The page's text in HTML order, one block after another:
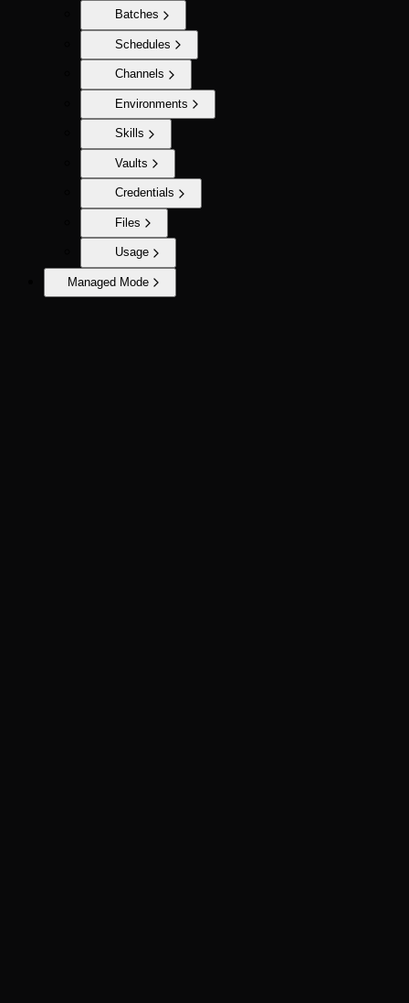
Batches
Schedules
Channels
Environments
Skills
Vaults
Credentials
Files
Usage
Managed Mode